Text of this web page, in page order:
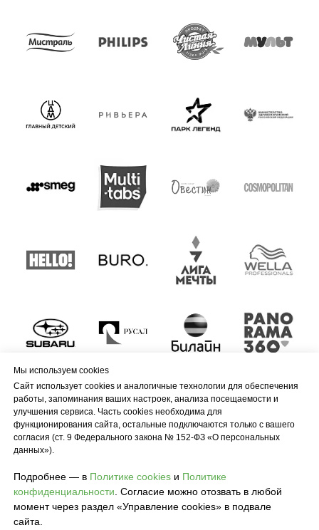
Мы используем cookies
Сайт использует cookies и аналогичные технологии для обеспечения
работы, запоминания ваших настроек, анализа посещаемости и
улучшения сервиса. Часть cookies необходима для
функционирования сайта, остальные подключаются только с вашего
согласия (ст. 9 Федерального закона № 152-ФЗ «О персональных
данных»).
Подробнее — в Политике cookies и Политике
конфиденциальности. Согласие можно отозвать в любой
момент через раздел «Управление cookies» в подвале
сайта.